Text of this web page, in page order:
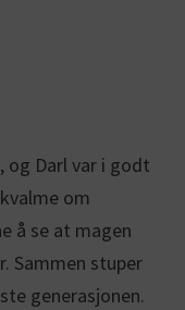
Darl var i godt
om
å se at magen
Sammen stuper
generasjonen.